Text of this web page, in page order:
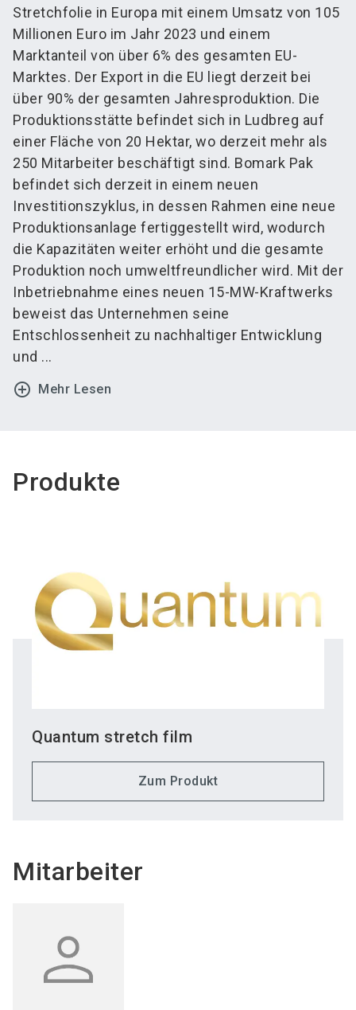
Stretchfolie in Europa mit einem Umsatz von 105
Millionen Euro im Jahr 2023 und einem
Marktanteil von über 6% des gesamten EU-
Marktes. Der Export in die EU liegt derzeit bei
über 90% der gesamten Jahresproduktion. Die
Produktionsstätte befindet sich in Ludbreg auf
einer Fläche von 20 Hektar, wo derzeit mehr als
250 Mitarbeiter beschäftigt sind. Bomark Pak
befindet sich derzeit in einem neuen
Investitionszyklus, in dessen Rahmen eine neue
Produktionsanlage fertiggestellt wird, wodurch
die Kapazitäten weiter erhöht und die gesamte
Produktion noch umweltfreundlicher wird. Mit der
Inbetriebnahme eines neuen 15-MW-Kraftwerks
beweist das Unternehmen seine
Entschlossenheit zu nachhaltiger Entwicklung
und ...
add_circle_outline Mehr Lesen
Produkte
Quantum stretch film
Zum Produkt
Mitarbeiter